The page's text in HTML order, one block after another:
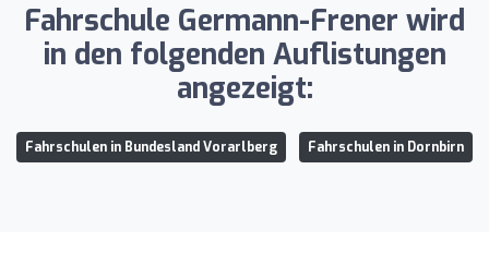
Fahrschule Germann-Frener wird
in den folgenden Auflistungen
angezeigt:
Fahrschulen in Bundesland Vorarlberg Fahrschulen in Dornbirn